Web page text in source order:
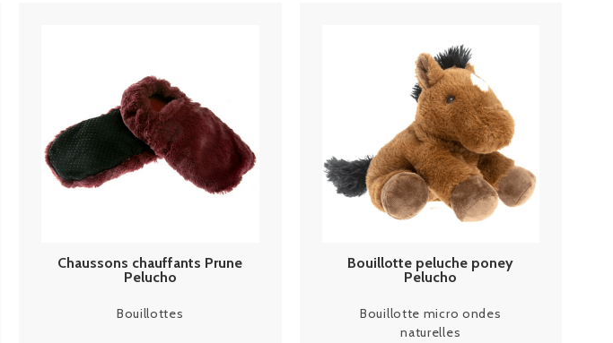
Chaussons chauffants Prune
Pelucho
Bouillottes
Bouillotte peluche poney
Pelucho
Bouillotte micro ondes
naturelles